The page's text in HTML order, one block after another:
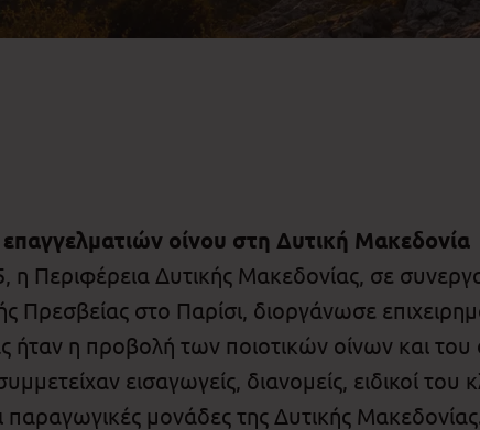
οίνου στη Δυτική Μακεδονία
η Περιφέρεια Δυτικής Μακεδονίας, σε
Πρεσβείας στο Παρίσι, διοργάνωσε
ήταν η προβολή των ποιοτικών οίνων και του
εισαγωγείς, διανομείς, ειδικοί
παραγωγικές μονάδες της Δυτικής